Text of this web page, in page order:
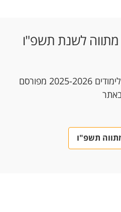
לשנת תשפ"ו
המתווה העדכני לשנת הלימודים 2025-2026 מפורסם
תשפ"ו